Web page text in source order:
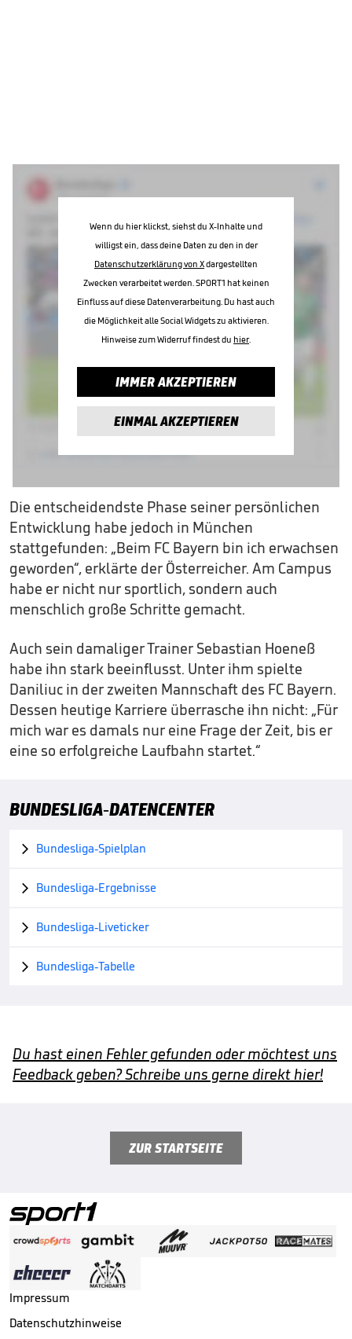
Wenn du hier klickst, siehst du X-Inhalte und
willigst ein, dass deine Daten zu den in der
Datenschutzerklärung von Xdargestellten
Zwecken verarbeitet werden. SPORT1 hat keinen
Einfluss auf diese Datenverarbeitung. Du hast auch
die Möglichkeit alle Social Widgets zu aktivieren.
Hinweise zum Widerruf findest du hier.
IMMER AKZEPTIEREN
EINMAL AKZEPTIEREN
Die entscheidendste Phase seiner persönlichen
Entwicklung habe jedoch in München
stattgefunden: „Beim FC Bayern bin ich erwachsen
geworden“, erklärte der Österreicher. Am Campus
habe er nicht nur sportlich, sondern auch
menschlich große Schritte gemacht.
Auch sein damaliger Trainer Sebastian Hoeneß
habe ihn stark beeinflusst. Unter ihm spielte
Daniliuc in der zweiten Mannschaft des FC Bayern.
Dessen heutige Karriere überrasche ihn nicht: „Für
mich war es damals nur eine Frage der Zeit, bis er
eine so erfolgreiche Laufbahn startet.“
BUNDESLIGA-DATENCENTER
 Bundesliga-Spielplan
 Bundesliga-Ergebnisse
 Bundesliga-Liveticker
 Bundesliga-Tabelle
Du hast einen Fehler gefunden oder möchtest uns
Feedback geben? Schreibe uns gerne direkt hier!
ZUR STARTSEITE
Impressum
Datenschutzhinweise